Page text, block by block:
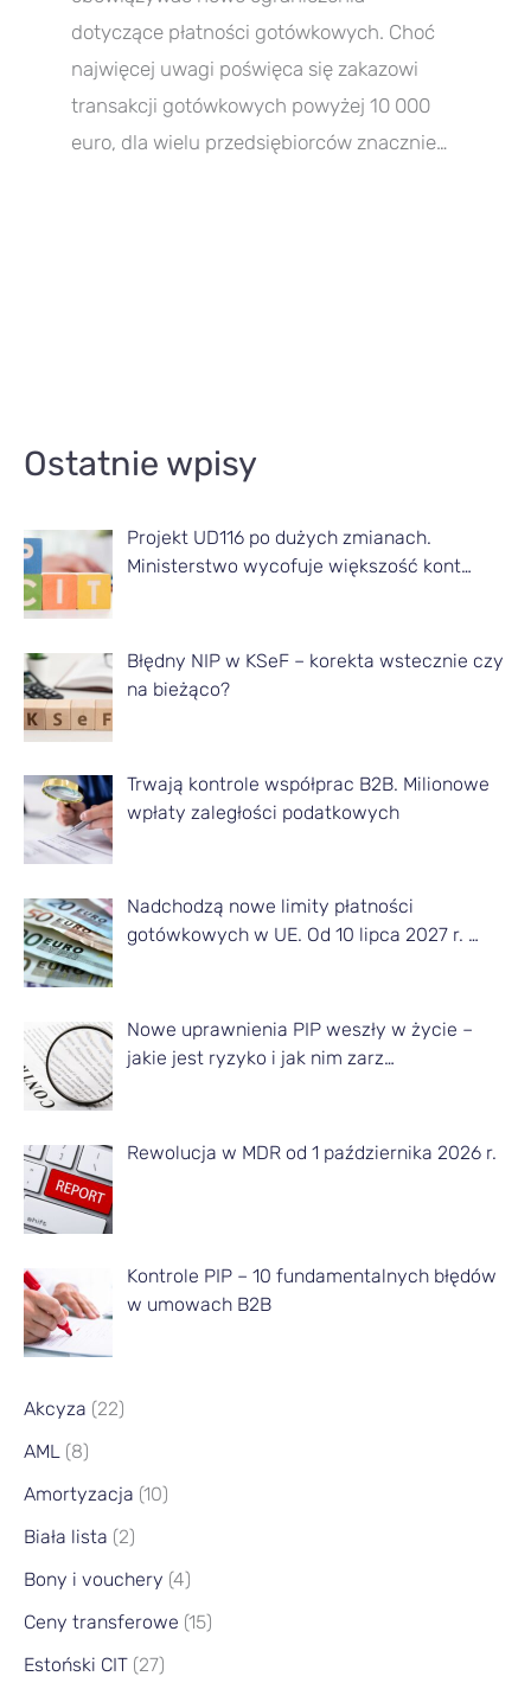
dotyczące płatności gotówkowych. Choć
najwięcej uwagi poświęca się zakazowi
transakcji gotówkowych powyżej 10 000
euro, dla wielu przedsiębiorców znacznie…
Ostatnie wpisy
Projekt UD116 po dużych zmianach.
Ministerstwo wycofuje większość kont…
Błędny NIP w KSeF – korekta wstecznie czy
na bieżąco?
Trwają kontrole współprac B2B. Milionowe
wpłaty zaległości podatkowych
Nadchodzą nowe limity płatności
gotówkowych w UE. Od 10 lipca 2027 r. …
Nowe uprawnienia PIP weszły w życie –
jakie jest ryzyko i jak nim zarz…
Rewolucja w MDR od 1 października 2026 r.
Kontrole PIP – 10 fundamentalnych błędów
w umowach B2B
Akcyza (22)
AML (8)
Amortyzacja (10)
Biała lista (2)
Bony i vouchery (4)
Ceny transferowe (15)
Estoński CIT (27)
r
y
k
u
ł
y
z
d
a
n
g
o
i
e
i
ą
c
a